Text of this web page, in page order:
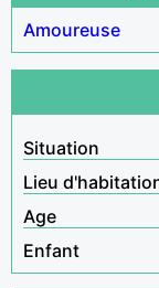
Amoureuse
Situation
Lieu
Age
Enfant